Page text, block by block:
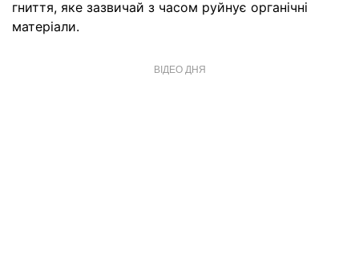
гниття, яке зазвичай з часом руйнує органічні
матеріали.
ВІДЕО ДНЯ